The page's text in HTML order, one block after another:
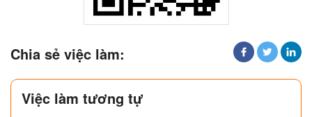
Chia sẻ việc làm:
Việc làm tương tự